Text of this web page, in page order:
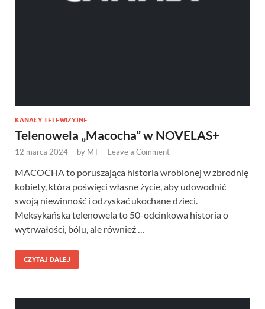
KANAŁY TELEWIZYJNE
Telenowela „Macocha” w NOVELAS+
12 marca 2024 - by MT - Leave a Comment
MACOCHA to poruszająca historia wrobionej w zbrodnię
kobiety, która poświęci własne życie, aby udowodnić
swoją niewinność i odzyskać ukochane dzieci.
Meksykańska telenowela to 50-odcinkowa historia o
wytrwałości, bólu, ale również …
CZYTAJ DALEJ